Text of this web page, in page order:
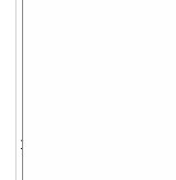
Коммерция
Юридический
Путешествия
Словарь
120 тематических